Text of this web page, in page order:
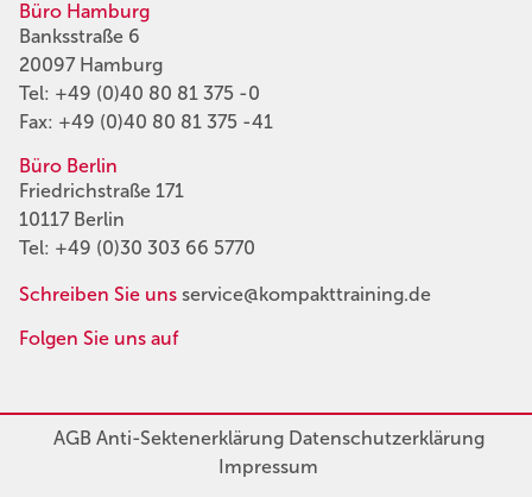
Büro Hamburg
Banksstraße 6
20097 Hamburg
Tel: +49 (0)40 80 81 375 -0
Fax: +49 (0)40 80 81 375 -41
Büro Berlin
Friedrichstraße 171
10117 Berlin
Tel: +49 (0)30 303 66 5770
Schreiben Sie uns service@kompakttraining.de
Folgen Sie uns auf
AGBAnti-SektenerklärungDatenschutzerklärung
Impressum